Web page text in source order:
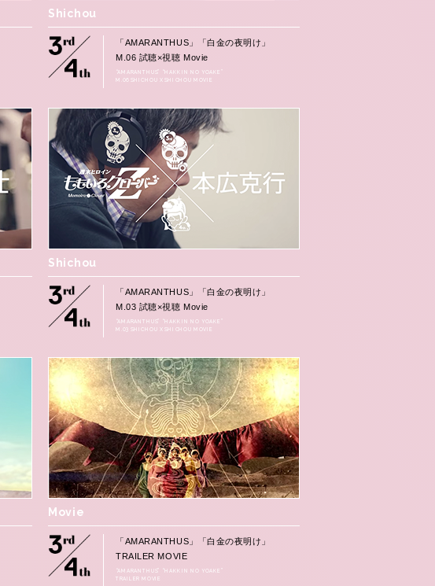
Shichou
「AMARANTHUS」「白金の夜明け」
M.06 試聴×視聴 Movie
“AMARANTHUS” “HAKKIN NO YOAKE”
M.06 SHICHOU X SHICHOU MOVIE
Shichou
「AMARANTHUS」「白金の夜明け」
M.03 試聴×視聴 Movie
“AMARANTHUS” “HAKKIN NO YOAKE”
M.03 SHICHOU X SHICHOU MOVIE
Movie
「AMARANTHUS」「白金の夜明け」
TRAILER MOVIE
“AMARANTHUS” “HAKKIN NO YOAKE”
TRAILER MOVIE